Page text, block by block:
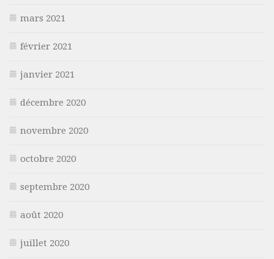
mars 2021
février 2021
janvier 2021
décembre 2020
novembre 2020
octobre 2020
septembre 2020
août 2020
juillet 2020